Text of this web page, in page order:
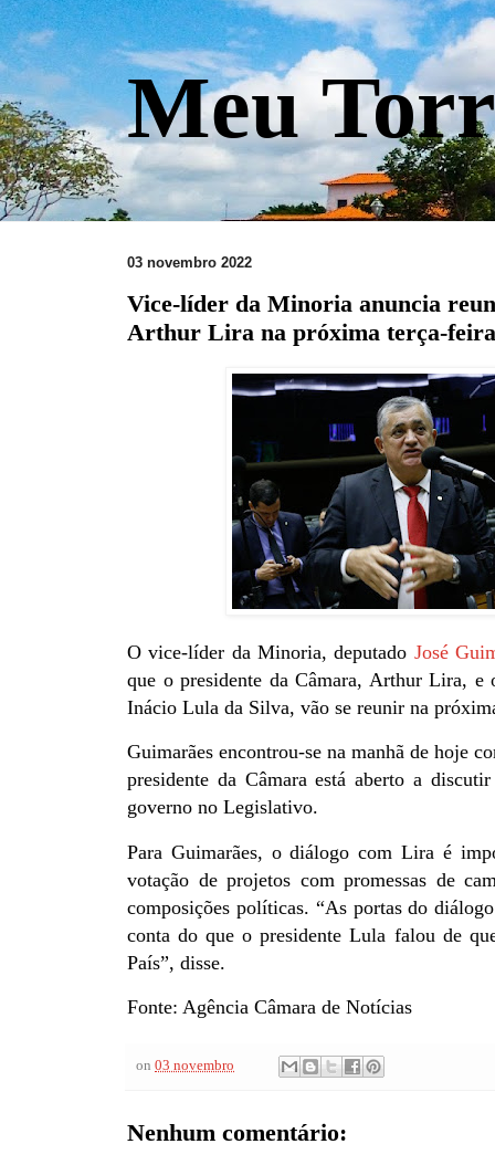
Meu
03 novembro 2022
Vice-líder da Minoria anuncia
Arthur Lira na próxima terça-feira
O vice-líder da Minoria, deputado José
que o presidente da Câmara, Arthur Lira, e
Inácio Lula da Silva, vão se reunir na
Guimarães encontrou-se na manhã de hoje
presidente da Câmara está aberto a
governo no Legislativo.
Para Guimarães, o diálogo com Lira é
votação de projetos com promessas de
composições políticas. “As portas do
conta do que o presidente Lula falou de
País”, disse.
Fonte: Agência Câmara de Notícias
on 03 novembro
Nenhum comentário: